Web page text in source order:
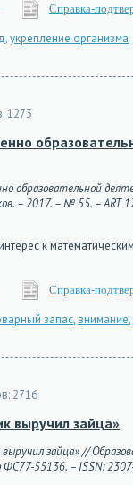
Справка-
,укрепление организма
1273
образовательной
– 2017. – № 55. – ART
к
Справка-
запас,внимание,
2716
выручил зайца»
зайца» //
ФС77-55136. – ISSN: